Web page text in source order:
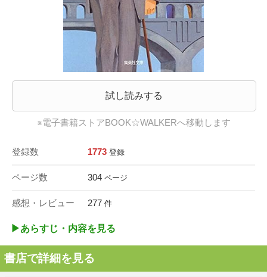
試し読みする
※電子書籍ストアBOOK☆WALKERへ移動します
登録数 1773 登録
ページ数 304 ページ
感想・レビュー 277 件
▶︎あらすじ・内容を見る
書店で詳細を見る